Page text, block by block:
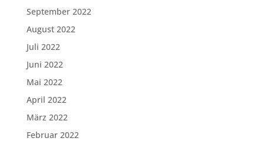
September 2022
August 2022
Juli 2022
Juni 2022
Mai 2022
April 2022
März 2022
Februar 2022